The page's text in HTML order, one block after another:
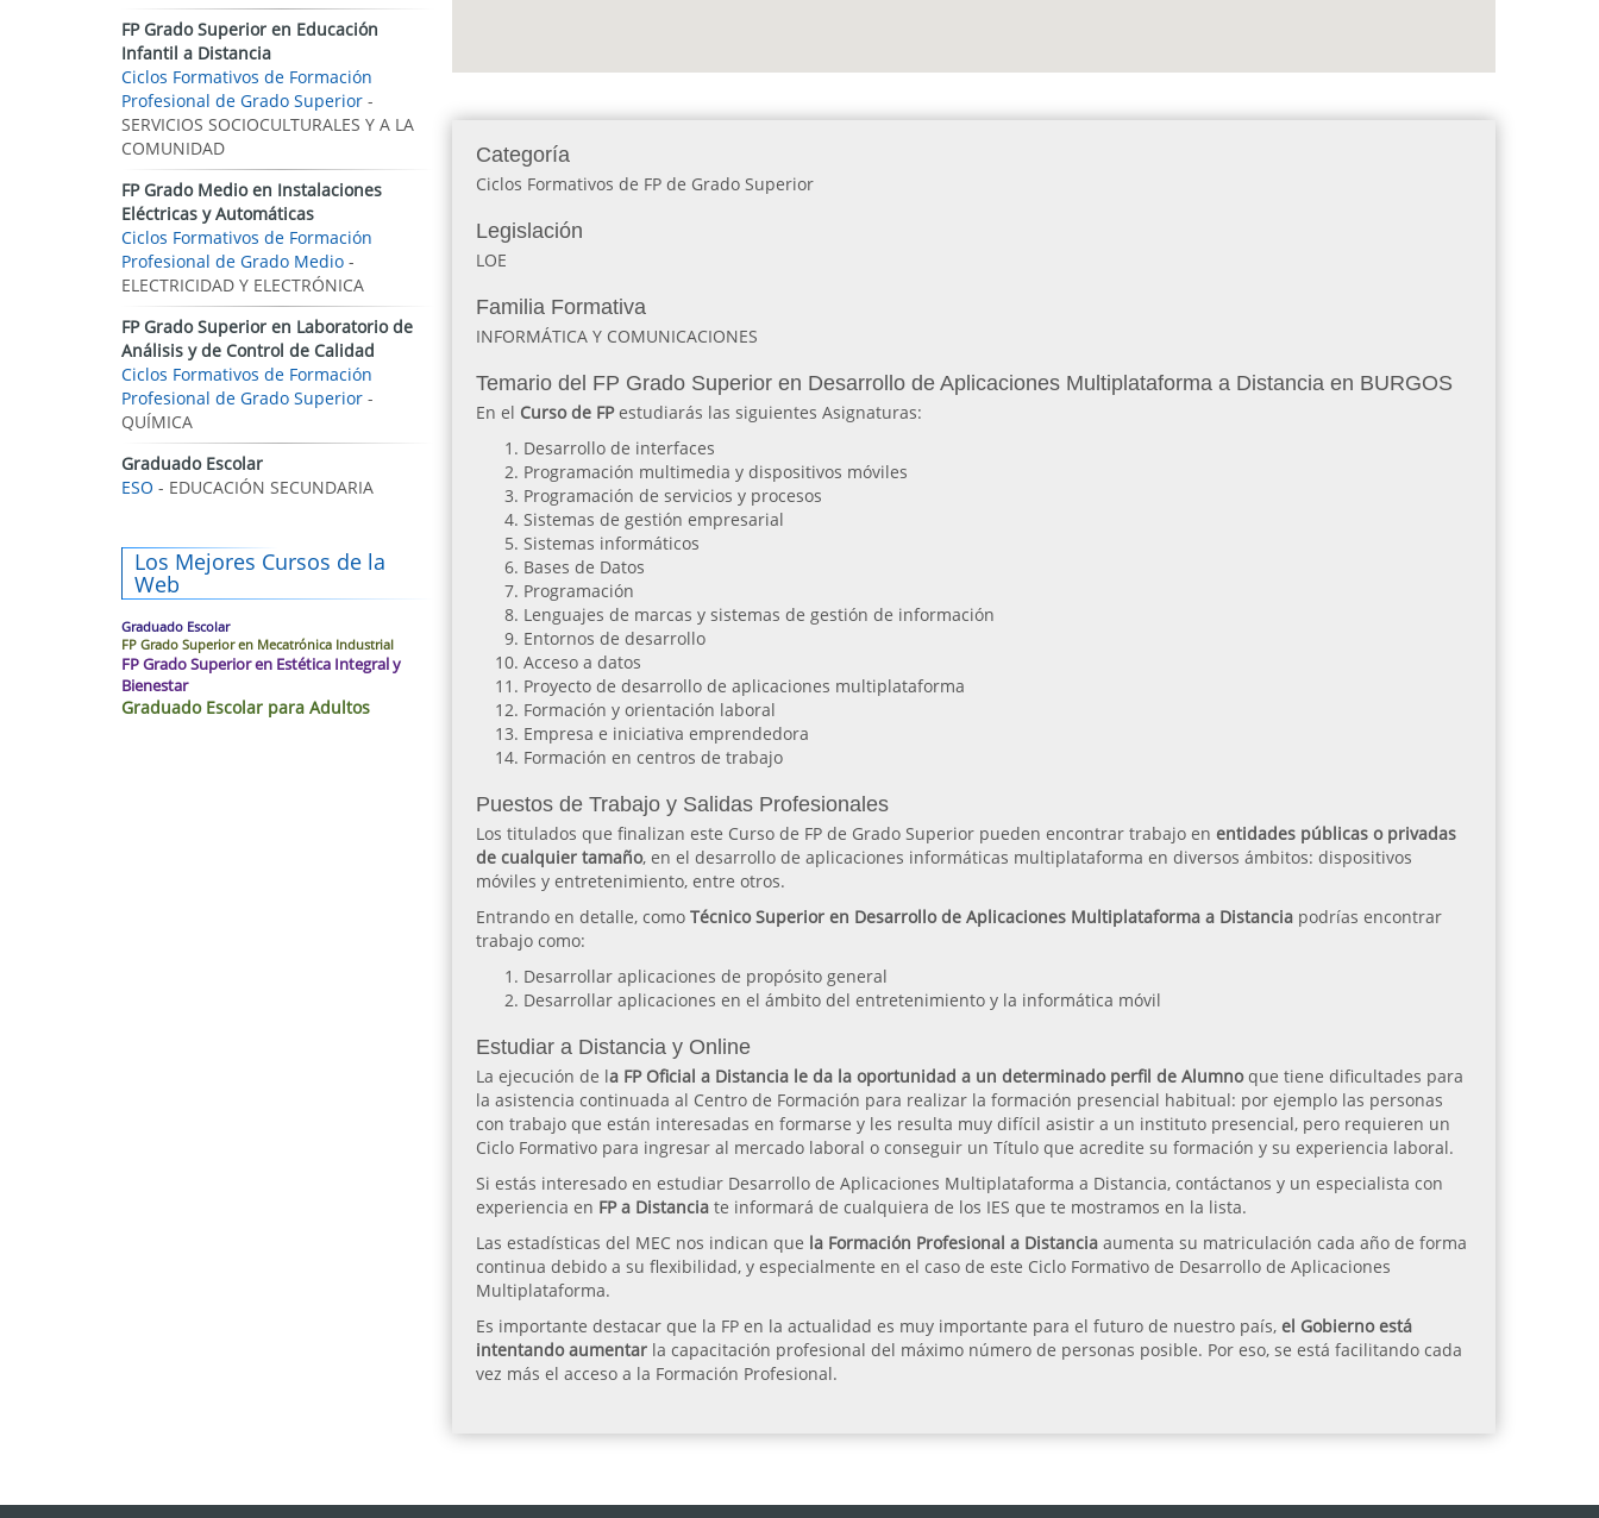
Categoría
Ciclos Formativos de FP de Grado Superior
Legislación
LOE
Familia Formativa
INFORMÁTICA Y COMUNICACIONES
Temario del FP Grado Superior en Desarrollo de Aplicaciones Multiplataforma a Distancia en BURGOS
En el Curso de FPestudiarás las siguientes Asignaturas:
Desarrollo de interfaces
Programación multimedia y dispositivos móviles
Programación de servicios y procesos
Sistemas de gestión empresarial
Sistemas informáticos
Bases de Datos
Programación
Lenguajes de marcas y sistemas de gestión de información
Entornos de desarrollo
Acceso a datos
Proyecto de desarrollo de aplicaciones multiplataforma
Formación y orientación laboral
Empresa e iniciativa emprendedora
Formación en centros de trabajo
Puestos de Trabajo y Salidas Profesionales
Los titulados que finalizan este Curso de FP de Grado Superior pueden encontrar trabajo en entidades públicas o privadas
de cualquier tamaño, en el desarrollo de aplicaciones informáticas multiplataforma en diversos ámbitos: dispositivos
móviles y entretenimiento, entre otros.
Entrando en detalle, como Técnico Superior en Desarrollo de Aplicaciones Multiplataforma a Distanciapodrías encontrar
trabajo como:
Desarrollar aplicaciones de propósito general
Desarrollar aplicaciones en el ámbito del entretenimiento y la informática móvil
Estudiar a Distancia y Online
La ejecución de la FP Oficial a Distancia le da la oportunidad a un determinado perfil de Alumnoque tiene dificultades para
la asistencia continuada al Centro de Formación para realizar la formación presencial habitual: por ejemplo las personas
con trabajo que están interesadas en formarse y les resulta muy difícil asistir a un instituto presencial, pero requieren un
Ciclo Formativo para ingresar al mercado laboral o conseguir un Título que acredite su formación y su experiencia laboral.
Si estás interesado en estudiar Desarrollo de Aplicaciones Multiplataforma a Distancia, contáctanos y un especialista con
experiencia en FP a Distancia te informará de cualquiera de los IES que te mostramos en la lista.
Las estadísticas del MEC nos indican que la Formación Profesional a Distanciaaumenta su matriculación cada año de forma
continua debido a su flexibilidad, y especialmente en el caso de este Ciclo Formativo de Desarrollo de Aplicaciones
Multiplataforma.
Es importante destacar que la FP en la actualidad es muy importante para el futuro de nuestro país, el Gobierno está
intentando aumentarla capacitación profesional del máximo número de personas posible. Por eso, se está facilitando cada
vez más el acceso a la Formación Profesional.
FP Grado Superior en Educación
Infantil a Distancia
Ciclos Formativos de Formación
Profesional de Grado Superior -
SERVICIOS SOCIOCULTURALES Y A LA
COMUNIDAD
FP Grado Medio en Instalaciones
Eléctricas y Automáticas
Ciclos Formativos de Formación
Profesional de Grado Medio -
ELECTRICIDAD Y ELECTRÓNICA
FP Grado Superior en Laboratorio de
Análisis y de Control de Calidad
Ciclos Formativos de Formación
Profesional de Grado Superior -
QUÍMICA
Graduado Escolar
ESO - EDUCACIÓN SECUNDARIA
Los Mejores Cursos de la
Web
Graduado Escolar
FP Grado Superior en Mecatrónica Industrial
FP Grado Superior en Estética Integral y
Bienestar
Graduado Escolar para Adultos